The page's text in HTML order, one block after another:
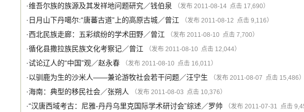
·维吾尔族的族源及其发祥地问题研究／钱伯泉 （发布 2011-08-14 点击 17,690）
· 日月山下丹噶尔:“唐蕃古道”上的高原古城／曾江 （发布 2011-08-12 点击 9,116）
·西北民族走廊：五彩缤纷的学术田野／曾江 （发布 2011-08-10 点击 7,700）
·循化县撒拉族民族文化考察记／曾江 （发布 2011-08-10 点击 12,044）
·试论辽人的“中国”观／赵永春 （发布 2011-08-10 点击 16,011）
·以驯鹿为生的沙米人——兼论游牧社会若干问题／汪宁生 （发布 2011-08-07 点击 15,486
·海南：典型的移民社会／张朔人 （发布 2011-08-03 点击 10,376）
·“汉唐西域考古：尼雅-丹丹乌里克国际学术研讨会”综述／罗帅 （发布 2011-07-31 点击